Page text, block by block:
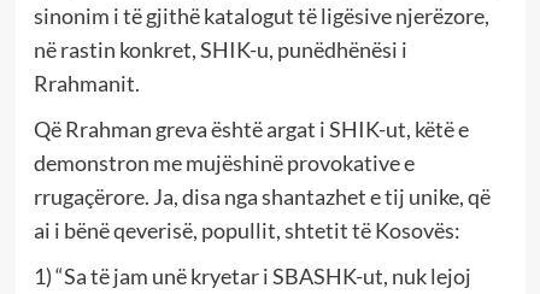
sinonim i të gjithë katalogut të ligësive njerëzore,
në rastin konkret, SHIK-u, punëdhënësi i
Rrahmanit.
Që Rrahman greva është argat i SHIK-ut, këtë e
demonstron me mujëshinë provokative e
rrugaçërore. Ja, disa nga shantazhet e tij unike, që
ai i bënë qeverisë, popullit, shtetit të Kosovës:
1) “Sa të jam unë kryetar i SBASHK-ut, nuk lejoj